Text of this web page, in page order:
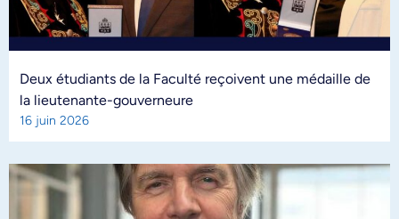
Deux étudiants de la Faculté reçoivent une médaille de
la lieutenante-gouverneure
16 juin 2026